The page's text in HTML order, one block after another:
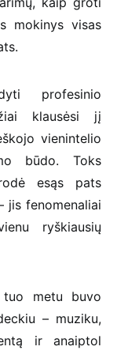
mokinys visas
profesinio
klausėsi jį
vienintelio
būdo. Toks
esąs pats
jis fenomenaliai
ryškiausių
tuo metu buvo
– muziku,
ir anaiptol